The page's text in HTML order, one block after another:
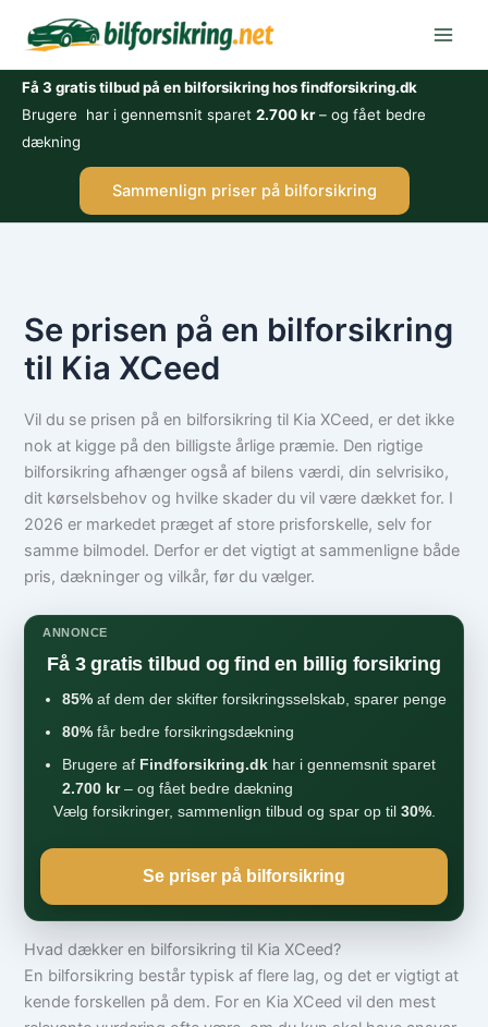
Få 3 gratis tilbud på en bilforsikring hos findforsikring.dk
Brugere har i gennemsnit sparet 2.700 kr– og fået bedre
dækning
Sammenlign priser på bilforsikring
Se prisen på en bilforsikring
til Kia XCeed
Vil du se prisen på en bilforsikring til Kia XCeed, er det ikke
nok at kigge på den billigste årlige præmie. Den rigtige
bilforsikring afhænger også af bilens værdi, din selvrisiko,
dit kørselsbehov og hvilke skader du vil være dækket for. I
2026 er markedet præget af store prisforskelle, selv for
samme bilmodel. Derfor er det vigtigt at sammenligne både
pris, dækninger og vilkår, før du vælger.
ANNONCE
Få 3 gratis tilbud og find en billig forsikring
85% af dem der skifter forsikringsselskab, sparer penge
80% får bedre forsikringsdækning
Brugere af Findforsikring.dk har i gennemsnit sparet
2.700 kr– og fået bedre dækning
Vælg forsikringer, sammenlign tilbud og spar op til 30%.
Se priser på bilforsikring
Hvad dækker en bilforsikring til Kia XCeed?
En bilforsikring består typisk af flere lag, og det er vigtigt at
kende forskellen på dem. For en Kia XCeed vil den mest